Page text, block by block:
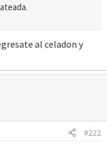
al celadon y
#222